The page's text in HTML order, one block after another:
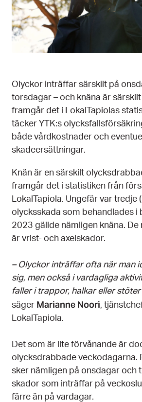
Olyckor inträffar särskilt på
torsdagar – och knäna är särskilt
framgår det i LokalTapiolas
täcker YTK:s
både vårdkostnader och
skadeersättningar.
Knän är en särskilt
framgår det i statistiken från
LokalTapiola. Ungefär var tredje
olycksskada som behandlades i
2023 gällde nämligen knäna. De
är vrist- och axelskador.
– Olyckor inträffar ofta när man
sig, men också i vardagliga
faller i trappor, halkar eller
säger Marianne Noori,
LokalTapiola.
Det som är lite förvånande är
olycksdrabbade veckodagarna.
sker nämligen på onsdagar och
skador som inträffar på
färre än på vardagar.